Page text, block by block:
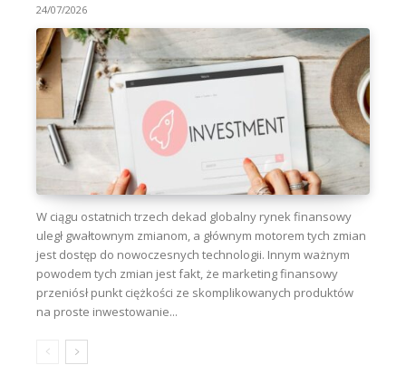
24/07/2026
W ciągu ostatnich trzech dekad globalny rynek finansowy
uległ gwałtownym zmianom, a głównym motorem tych zmian
jest dostęp do nowoczesnych technologii. Innym ważnym
powodem tych zmian jest fakt, że marketing finansowy
przeniósł punkt ciężkości ze skomplikowanych produktów
na proste inwestowanie...